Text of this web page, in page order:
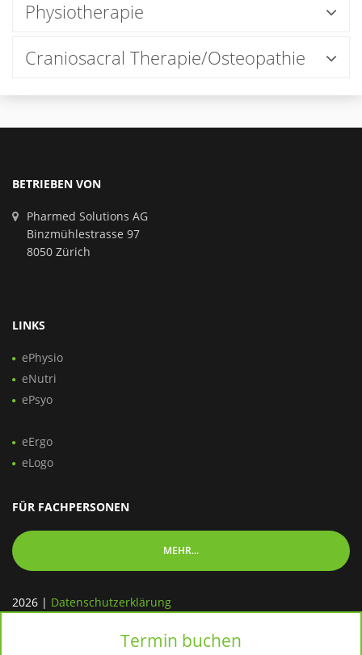
Termin buchen
Physiotherapie
Craniosacral Therapie/Osteopathie
BETRIEBEN VON
Pharmed Solutions AG
Binzmühlestrasse 97
8050 Zürich
LINKS
ePhysio
eNutri
ePsyo
eErgo
eLogo
FÜR FACHPERSONEN
MEHR...
2026 | Datenschutzerklärung